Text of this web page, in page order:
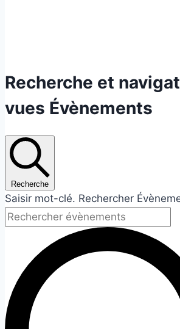
Évènements
for
7
juin
2026
Recherche et
vues Évènements
Recherche
Saisir mot-clé. Rechercher